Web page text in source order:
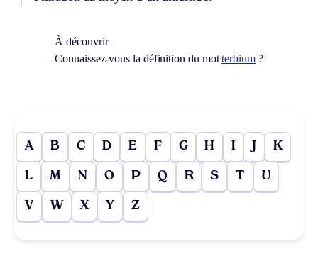
À découvrir
Connaissez-vous la définition du motterbium?
A B C D E F G H I J K
L M N O P Q R S T U
V W X Y Z